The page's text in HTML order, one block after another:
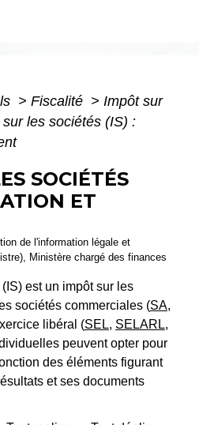
> Fiscalité > Impôt sur
les sociétés (IS) :
SOCIÉTÉS
ET
de l'information légale et
Ministère chargé des finances
est un impôt sur les
sociétés commerciales (SA,
libéral (SEL, SELARL,
peuvent opter pour
des éléments figurant
et ses documents